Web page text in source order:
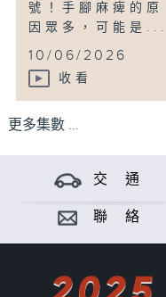
號！手腳麻痺的原
因眾多，可能是...
10/06/2026
收看
更多集數 ...
交 通
聯 絡